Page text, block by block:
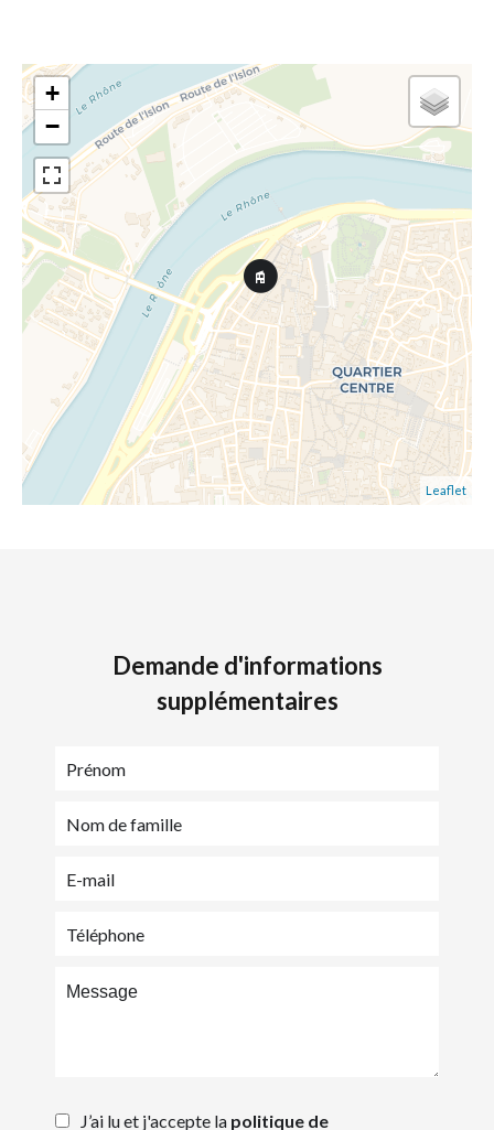
+
−
Leaflet
Demande d'informations
supplémentaires
J’ai lu et j'accepte la politique de